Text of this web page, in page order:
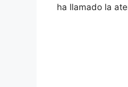
ha llamado la